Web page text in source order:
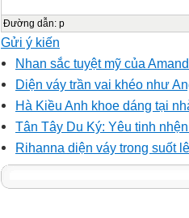
Đường dẫn: p
Gửi ý kiến
Nhan sắc tuyệt mỹ của
Diện váy trần vai khéo như
Hà Kiều Anh khoe dáng tại
Tân Tây Du Ký: Yêu tinh
Rihanna diện váy trong suốt